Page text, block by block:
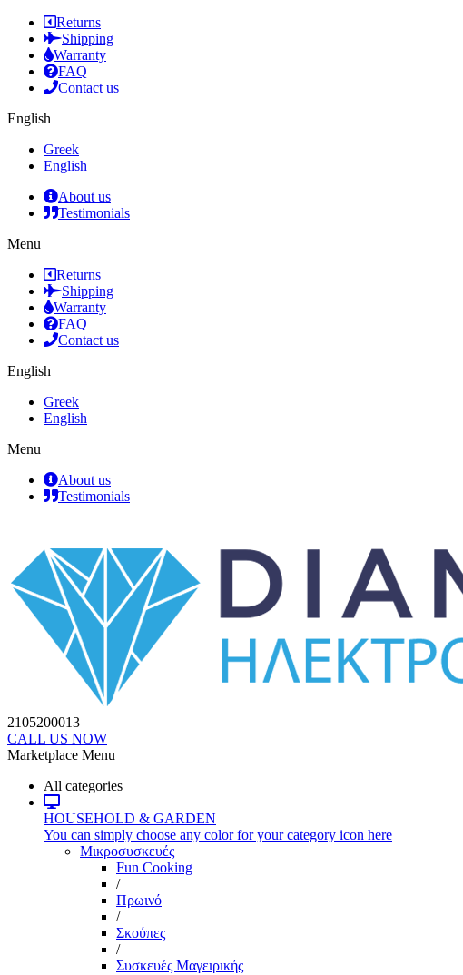
Returns
Shipping
Warranty
FAQ
Contact us
English
Greek
English
About us
Testimonials
Menu
Returns
Shipping
Warranty
FAQ
Contact us
English
Greek
English
Menu
About us
Testimonials
2105200013
CALL US NOW
Marketplace Menu
All categories
HOUSEHOLD & GARDEN
You can simply choose any color for your category icon here
Μικροσυσκευές
Fun Cooking
/
Πρωινό
/
Σκούπες
/
Συσκευές Μαγειρικής